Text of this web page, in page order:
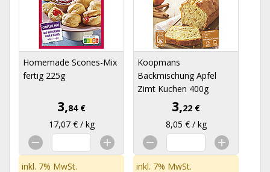
Homemade Scones-Mix
fertig 225g
3,84 €
17,07 € / kg
inkl. 7% MwSt.
Koopmans
Backmischung Apfel
Zimt Kuchen 400g
3,22 €
8,05 € / kg
inkl. 7% MwSt.